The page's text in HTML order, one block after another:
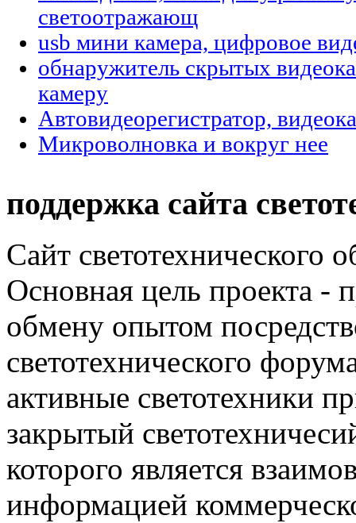
светоотражающ
usb мини камера, цифровое
обнаружитель скрытых
камеру
Автовидеорегистратор,
Микроволновка и вокруг нее
поддержка сайта
Сайт светотехнического
Основная цель проекта -
обмену опытом
светотехнического
активные светотехники
закрытый
которого является
информацией